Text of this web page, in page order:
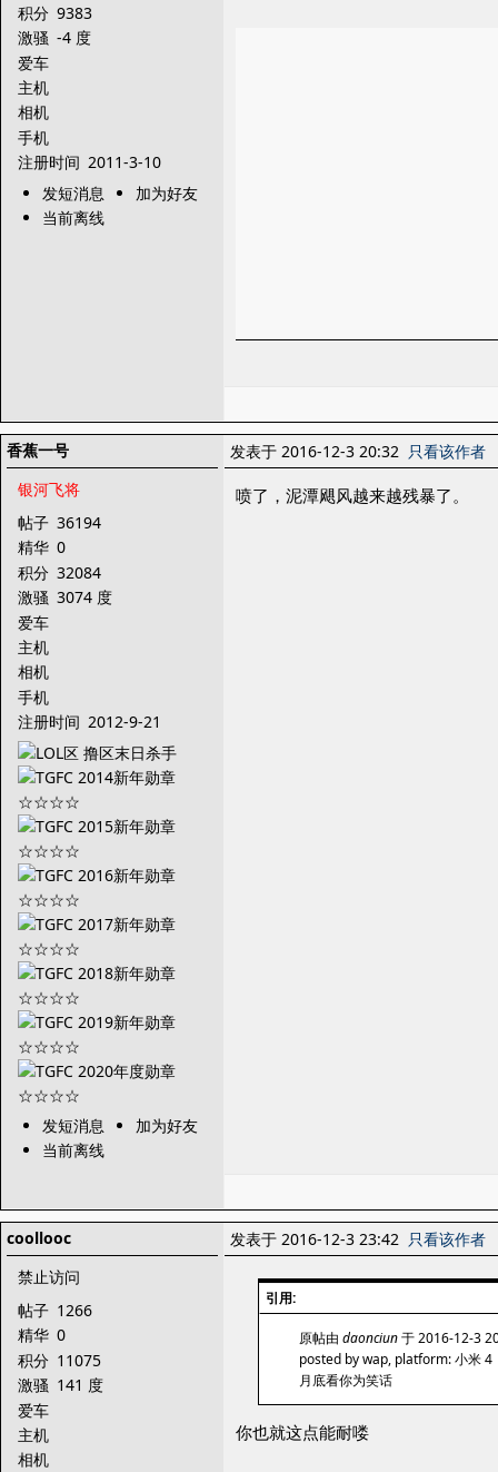
积分 9383
激骚 -4 度
爱车
主机
相机
手机
注册时间 2011-3-10
发短消息
加为好友
当前离线
香蕉一号
银河飞将
帖子 36194
精华 0
积分 32084
激骚 3074 度
爱车
主机
相机
手机
注册时间 2012-9-21
发短消息
加为好友
当前离线
发表于 2016-12-3 20:32 只看该作者
喷了，泥潭飓风越来越残暴了。
coollooc
禁止访问
帖子 1266
精华 0
积分 11075
激骚 141 度
爱车
主机
相机
发表于 2016-12-3 23:42 只看该作者
引用:
原帖由 daonciun于 2016-12-3
posted by wap, platform: 小米 4
月底看你为笑话
你也就这点能耐喽